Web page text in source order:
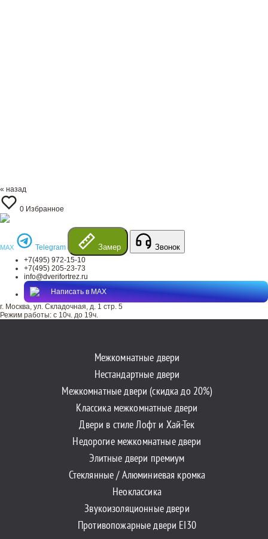
« назад
0 Избранное
MAX Telegram Замер Звонок
+7(495) 972-15-10
+7(495) 205-23-73
info@dverifortrez.ru
Написать в MAX
г. Москва, ул. Складочная, д. 1 стр. 5
Режим работы: с 10ч. до 19ч.
Межкомнатные двери
Нестандартные двери
Межкомнатные двери (скидка до 20%)
Классика межкомнатные двери
Двери в стиле Лофт и Хай-Тек
Недорогие межкомнатные двери
Элитные двери премиум
Стеклянные / Алюминиевая кромка
Неоклассика
Звукоизоляционные двери
Противопожарные двери EI30